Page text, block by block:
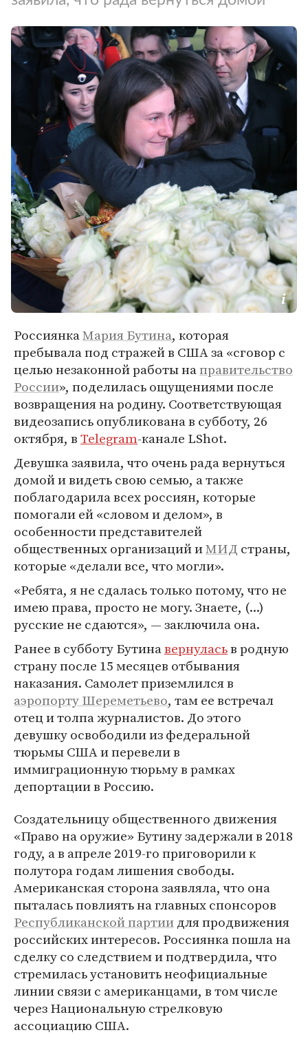
РоссиянкаМария Бутина, которая
пребывала под стражей в США за «сговор с
целью незаконной работы направительство
России», поделилась ощущениями после
возвращения на родину. Соответствующая
видеозапись опубликована в субботу, 26
октября, вTelegram-канале LShot.
Девушка заявила, что очень рада вернуться
домой и видеть свою семью, а также
поблагодарила всех россиян, которые
помогали ей «словом и делом», в
особенности представителей
общественных организаций иМИД страны,
которые «делали все, что могли».
«Ребята, я не сдалась только потому, что не
имею права, просто не могу. Знаете, (...)
русские не сдаются», — заключила она.
Ранее в субботу Бутинавернуласьв родную
страну после 15 месяцев отбывания
наказания. Самолет приземлился в
аэропорту Шереметьево, там ее встречал
отец и толпа журналистов. До этого
девушку освободили из федеральной
тюрьмы США и перевели в
иммиграционную тюрьму в рамках
депортации в Россию.
Создательницу общественного движения
«Право на оружие» Бутину задержали в 2018
году, а в апреле 2019-го приговорили к
полутора годам лишения свободы.
Американская сторона заявляла, что она
пыталась повлиять на главных спонсоров
Республиканской партиидля продвижения
российских интересов. Россиянка пошла на
сделку со следствием и подтвердила, что
стремилась установить неофициальные
линии связи с американцами, в том числе
через Национальную стрелковую
ассоциацию США.